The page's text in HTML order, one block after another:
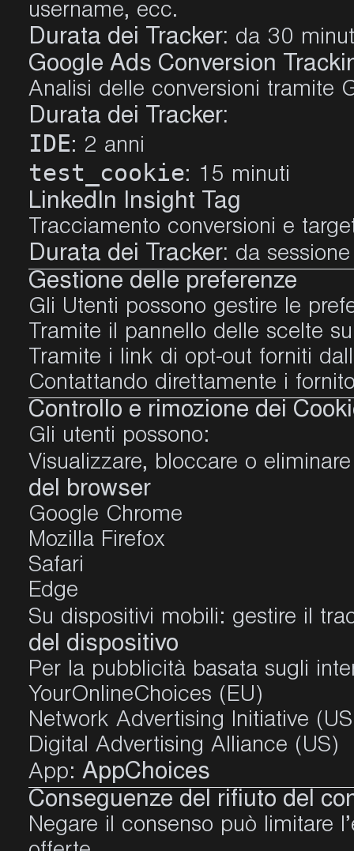
username, ecc.
Durata dei Tracker: da 30
Google Ads Conversion
Analisi delle conversioni tramite
Durata dei Tracker:
IDE: 2 anni
test_cookie: 15 minuti
LinkedIn Insight Tag
Tracciamento conversioni e
Durata dei Tracker: da
Gestione delle preferenze
Gli Utenti possono gestire le
Tramite il pannello delle scelte
Tramite i link di opt-out forniti
Contattando direttamente i
Controllo e rimozione dei
Gli utenti possono:
Visualizzare, bloccare o
del browser
Google Chrome
Mozilla Firefox
Safari
Edge
Su dispositivi mobili: gestire il
del dispositivo
Per la pubblicità basata sugli
YourOnlineChoices (EU)
Network Advertising Initiative
Digital Advertising Alliance (US)
App: AppChoices
Conseguenze del rifiuto del
Negare il consenso può limitare